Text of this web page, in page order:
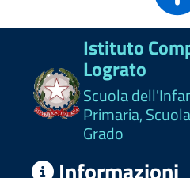
Istituto
Lograto
Scuola
Primaria,
Grado